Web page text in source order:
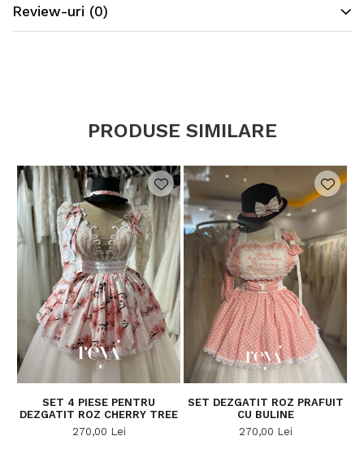
Review-uri (0)
PRODUSE SIMILARE
SET 4 PIESE PENTRU
DEZGATIT ROZ CHERRY TREE
270,00 Lei
SET DEZGATIT ROZ PRAFUIT
CU BULINE
270,00 Lei